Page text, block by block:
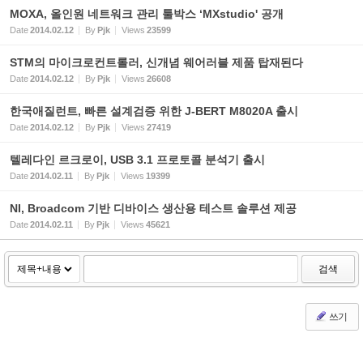
MOXA, 올인원 네트워크 관리 툴박스 ‘MXstudio' 공개
Date2014.02.12 ByPjk Views 23599
STM의 마이크로컨트롤러, 신개념 웨어러블 제품 탑재된다
Date2014.02.12 ByPjk Views 26608
한국애질런트, 빠른 설계검증 위한 J-BERT M8020A 출시
Date2014.02.12 ByPjk Views 27419
텔레다인 르크로이, USB 3.1 프로토콜 분석기 출시
Date2014.02.11 ByPjk Views 19399
NI, Broadcom 기반 디바이스 생산용 테스트 솔루션 제공
Date2014.02.11 ByPjk Views 45621
검색
쓰기